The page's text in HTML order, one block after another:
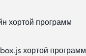
хортой программ
хортой программ